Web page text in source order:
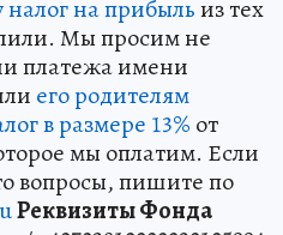
налог на прибыльиз тех
Мы просим не
платежа имени
его родителям
в размере 13% от
мы оплатим. Если
вопросы, пишите по
Реквизиты Фонда